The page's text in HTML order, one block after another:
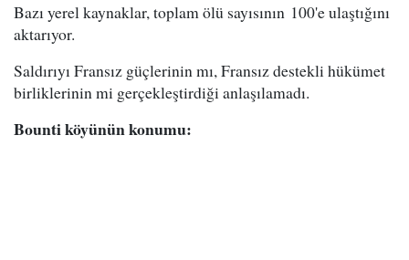
Bazı yerel kaynaklar, toplam ölü sayısının 100'e ulaştığını
aktarıyor.
Saldırıyı Fransız güçlerinin mı, Fransız destekli hükümet
birliklerinin mi gerçekleştirdiği anlaşılamadı.
Bounti köyünün konumu: